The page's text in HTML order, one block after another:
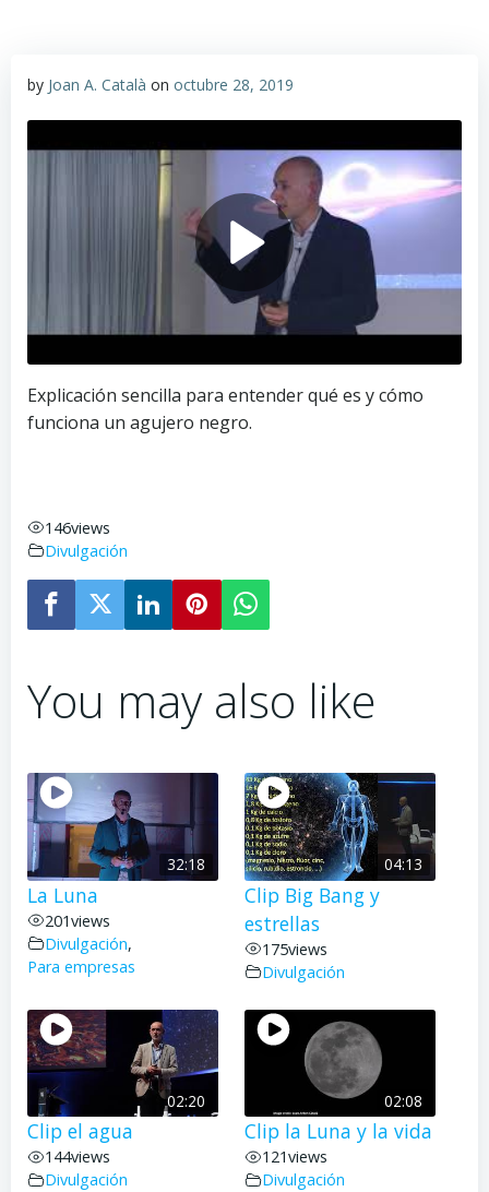
by Joan A. Català on octubre 28, 2019
Explicación sencilla para entender qué es y cómo
funciona un agujero negro.
146views
Divulgación
You may also like
32:18
La Luna
201views
Divulgación,
Para empresas
04:13
Clip Big Bang y
estrellas
175views
Divulgación
02:20
Clip el agua
144views
Divulgación
02:08
Clip la Luna y la vida
121views
Divulgación